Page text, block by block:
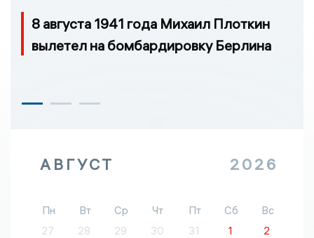
8 августа 1941 года Михаил Плоткин
вылетел на бомбардировку Берлина
АВГУСТ 2026
Пн Вт Ср Чт Пт Сб
Вс
27
28 29 30 31 1
2